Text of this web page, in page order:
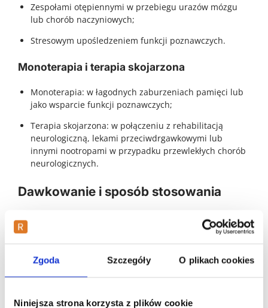
Zgoda Szczegóły O plikach cookies
Niniejsza strona korzysta z plików cookie
Zespołami otępiennymi w przebiegu urazów mózgu
lub chorób naczyniowych;
Stresowym upośledzeniem funkcji poznawczych.
Monoterapia i terapia skojarzona
Monoterapia: w łagodnych zaburzeniach pamięci lub
jako wsparcie funkcji poznawczych;
Terapia skojarzona: w połączeniu z rehabilitacją
neurologiczną, lekami przeciwdrgawkowymi lub
innymi nootropami w przypadku przewlekłych chorób
neurologicznych.
Dawkowanie i sposób stosowania
Dawkowanie Biotropilu zależy od wskazań, wieku
pacjenta i stanu klinicznego.
Schemat dawkowania